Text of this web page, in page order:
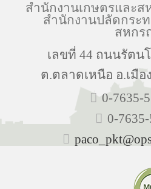
สำนักงานเกษตรและ
สำนักงานปลัดกระท
สหก
เลขที่ 44 ถนนรัตน
ต.ตลาดเหนือ อ.เมือ
0-7635-
0-